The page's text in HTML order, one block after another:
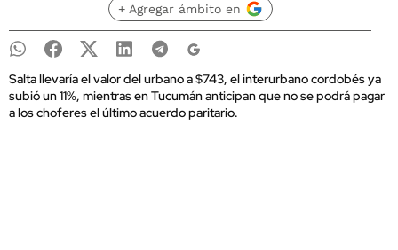
+ Agregar ámbito en
Salta llevaría el valor del urbano a $743, el interurbano cordobés ya
subió un 11%, mientras en Tucumán anticipan que no se podrá pagar
a los choferes el último acuerdo paritario.